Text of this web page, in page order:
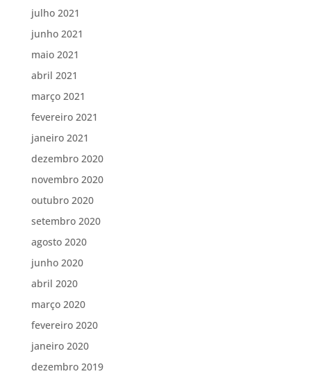
julho 2021
junho 2021
maio 2021
abril 2021
março 2021
fevereiro 2021
janeiro 2021
dezembro 2020
novembro 2020
outubro 2020
setembro 2020
agosto 2020
junho 2020
abril 2020
março 2020
fevereiro 2020
janeiro 2020
dezembro 2019